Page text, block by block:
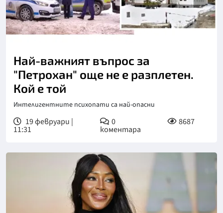
Най-важният въпрос за
"Петрохан" още не е разплетен.
Кой е той
Интелигентните психопати са най-опасни
19 февруари |
11:31
0
коментара
8687